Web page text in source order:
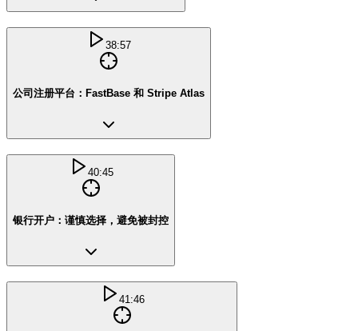
38:57
公司注册平台：FastBase 和 Stripe Atlas
40:45
银行开户：谨慎选择，避免被封控
41:46